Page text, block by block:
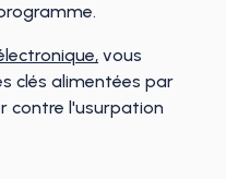
vous
clés alimentées par
contre l'usurpation